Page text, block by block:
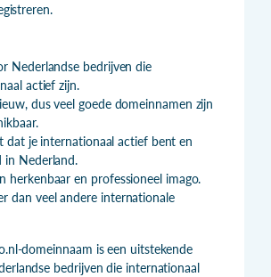
Nederlandse bedrijven die
actief zijn.
dus veel goede domeinnamen zijn
dat je internationaal actief bent en
in Nederland.
herkenbaar en professioneel imago.
dan veel andere internationale
domeinnaam is een uitstekende
bedrijven die internationaal